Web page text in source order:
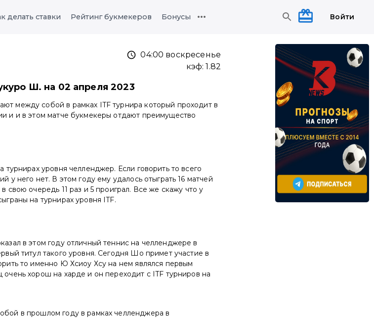
делать ставки Рейтинг букмекеров Бонусы Войти
04:00 воскресенье
кэф:1.82
Ш. на 02 апреля 2023
между собой в рамках ITF турнира который проходит в
и и в этом матче букмекеры отдают преимущество
турнирах уровня челленджер. Если говорить то всего
у него нет. В этом году ему удалось отыграть 16 матчей
свою очередь 11 раз и 5 проиграл. Все же скажу что у
на турнирах уровня ITF.
в этом году отличный теннис на челленджере в
титул такого уровня. Сегодня Шо примет участие в
то именно Ю Хсиоу Хсу на нем являлся первым
хорош на харде и он переходит с ITF турниров на
в прошлом году в рамках челленджера в